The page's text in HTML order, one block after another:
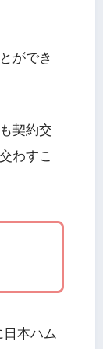
ができ
契約交
わすこ
本ハム